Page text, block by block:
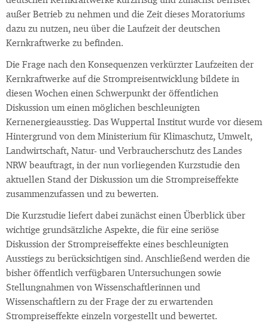
außer Betrieb zu nehmen und die Zeit dieses Moratoriums
dazu zu nutzen, neu über die Laufzeit der deutschen
Kernkraftwerke zu befinden.
Die Frage nach den Konsequenzen verkürzter Laufzeiten der
Kernkraftwerke auf die Strompreisentwicklung bildete in
diesen Wochen einen Schwerpunkt der öffentlichen
Diskussion um einen möglichen beschleunigten
Kernenergieausstieg. Das Wuppertal Institut wurde vor diesem
Hintergrund von dem Ministerium für Klimaschutz, Umwelt,
Landwirtschaft, Natur- und Verbraucherschutz des Landes
NRW beauftragt, in der nun vorliegenden Kurzstudie den
aktuellen Stand der Diskussion um die Strompreiseffekte
zusammenzufassen und zu bewerten.
Die Kurzstudie liefert dabei zunächst einen Überblick über
wichtige grundsätzliche Aspekte, die für eine seriöse
Diskussion der Strompreiseffekte eines beschleunigten
Ausstiegs zu berücksichtigen sind. Anschließend werden die
bisher öffentlich verfügbaren Untersuchungen sowie
Stellungnahmen von Wissenschaftlerinnen und
Wissenschaftlern zu der Frage der zu erwartenden
Strompreiseffekte einzeln vorgestellt und bewertet.